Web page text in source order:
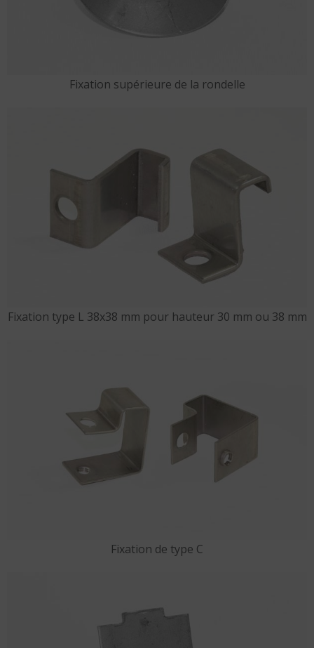
Fixation supérieure de la rondelle
Fixation type L 38x38 mm pour hauteur 30 mm ou 38 mm
Fixation de type C